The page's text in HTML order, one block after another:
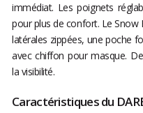
immédiat. Les poignets
pour plus de confort. Le Snow
latérales zippées, une poche
avec chiffon pour masque.
la visibilité.
Caractéristiques du